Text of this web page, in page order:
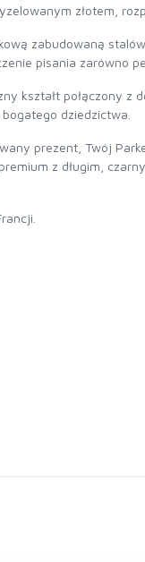
złotem,
zabudowaną
pisania zarówno
kształt połączony z
dziedzictwa.
prezent, Twój
z długim,